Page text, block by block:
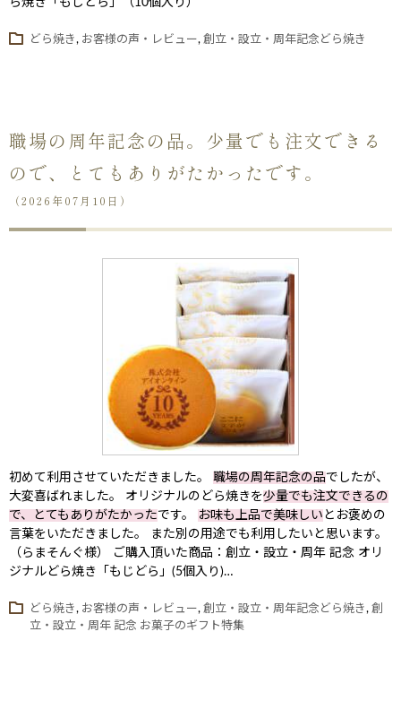
ら焼き「もじどら」（10個入り）
どら焼き, お客様の声・レビュー, 創立・設立・周年記念どら焼き
職場の周年記念の品。少量でも注文できる
ので、とてもありがたかったです。
（2026年07月10日）
初めて利用させていただきました。 職場の周年記念の品でしたが、
大変喜ばれました。 オリジナルのどら焼きを少量でも注文できるの
で、とてもありがたかったです。 お味も上品で美味しい とお褒めの
言葉をいただきました。 また別の用途でも利用したいと思います。
（らまそんぐ様） ご購入頂いた商品：創立・設立・周年 記念 オリ
ジナルどら焼き「もじどら」(5個入り)…
どら焼き, お客様の声・レビュー, 創立・設立・周年記念どら焼き, 創
立・設立・周年 記念 お菓子のギフト特集